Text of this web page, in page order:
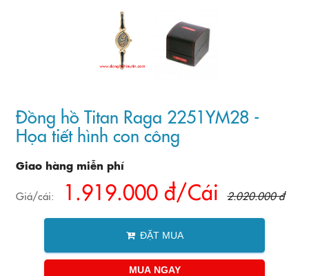
Đồng hồ Titan Raga 2251YM28 -
Họa tiết hình con công
Giao hàng miễn phí
Giá/cái: 1.919.000 đ/Cái 2.020.000 đ
ĐẶT MUA
MUA NGAY